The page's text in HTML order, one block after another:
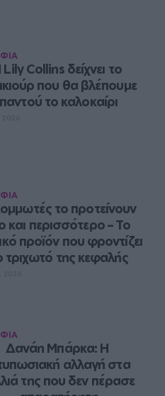
Collins δείχνει το
που θα βλέπουμε
παντού το καλοκαίρι
το προτείνουν
και περισσότερο – Το
προϊόν που φροντίζει
τριχωτό της κεφαλής
Δανάη Μπάρκα: Η
αλλαγή στα
της που δεν πέρασε